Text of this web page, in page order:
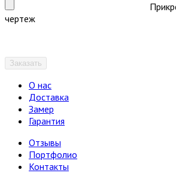
чертеж
Заказать
О нас
Доставка
Замер
Гарантия
Отзывы
Портфолио
Контакты